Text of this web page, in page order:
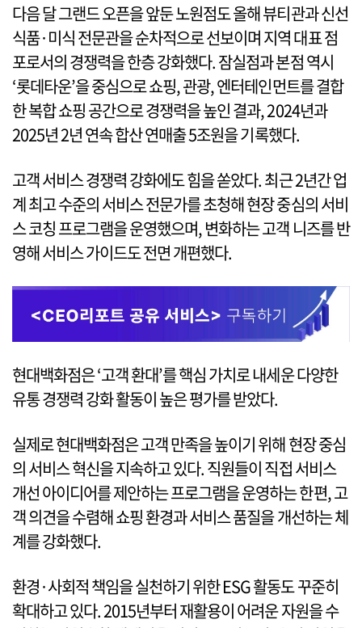
다음 달 그랜드 오픈을 앞둔 노원점도 올해 뷰티관과 신선
식품·미식 전문관을 순차적으로 선보이며 지역 대표 점
포로서의 경쟁력을 한층 강화했다. 잠실점과 본점 역시
‘롯데타운’을 중심으로 쇼핑, 관광, 엔터테인먼트를 결합
한 복합 쇼핑 공간으로 경쟁력을 높인 결과, 2024년과
2025년 2년 연속 합산 연매출 5조원을 기록했다.
고객 서비스 경쟁력 강화에도 힘을 쏟았다. 최근 2년간 업
계 최고 수준의 서비스 전문가를 초청해 현장 중심의 서비
스 코칭 프로그램을 운영했으며, 변화하는 고객 니즈를 반
영해 서비스 가이드도 전면 개편했다.
현대백화점은 ‘고객 환대’를 핵심 가치로 내세운 다양한
유통 경쟁력 강화 활동이 높은 평가를 받았다.
실제로 현대백화점은 고객 만족을 높이기 위해 현장 중심
의 서비스 혁신을 지속하고 있다. 직원들이 직접 서비스
개선 아이디어를 제안하는 프로그램을 운영하는 한편, 고
객 의견을 수렴해 쇼핑 환경과 서비스 품질을 개선하는 체
계를 강화했다.
환경·사회적 책임을 실천하기 위한 ESG 활동도 꾸준히
확대하고 있다. 2015년부터 재활용이 어려운 자원을 수